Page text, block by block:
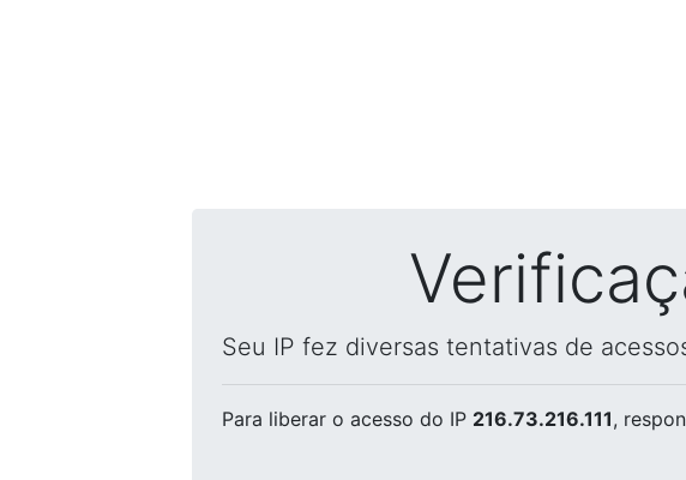
Seu IP fez diversas tentativas de
Para liberar o acesso do IP 216.73.216.111,